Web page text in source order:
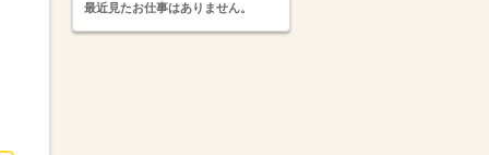
最近見たお仕事はありません。